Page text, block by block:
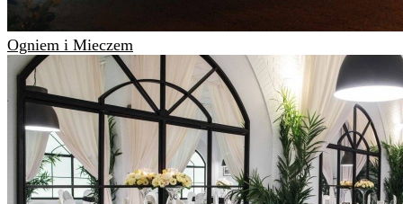
Ogniem i Mieczem